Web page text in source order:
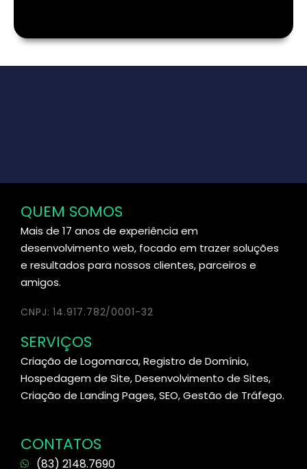
QUEM SOMOS
Mais de 17 anos de experiência em
desenvolvimento web, focado em trazer soluções
e resultados para nossos clientes, parceiros e
amigos.
CNPJ: 14.917.782/0001-32
SERVIÇOS
Criação de Logomarca, Registro de Domínio,
Hospedagem de Site, Desenvolvimento de Sites,
Criação de Landing Pages, SEO, Gestão de Tráfego.
CONTATOS
(83) 2148.7690